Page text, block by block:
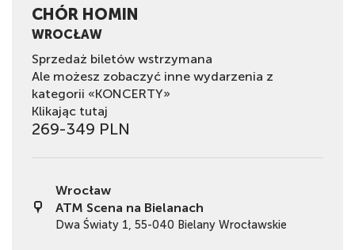
CHÓR HOMIN
WROCŁAW
Sprzedaż biletów wstrzymana
Ale możesz zobaczyć inne wydarzenia z
kategorii «KONCERTY»
Klikając tutaj
269-349 PLN
Wrocław
ATM Scena na Bielanach
Dwa Światy 1, 55-040 Bielany Wrocławskie